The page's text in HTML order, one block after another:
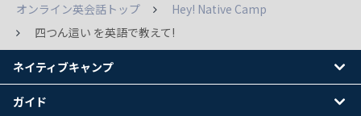
オンライン英会話トップ
Hey! Native Camp
四つん這い を英語で教えて!
ネイティブキャンプ
ガイド